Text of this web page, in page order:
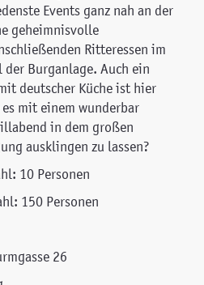
Events ganz nah an der
geheimnisvolle
Ritteressen im
der Burganlage. Auch ein
deutscher Küche ist hier
mit einem wunderbar
in dem großen
ausklingen zu lassen?
10 Personen
150 Personen
26